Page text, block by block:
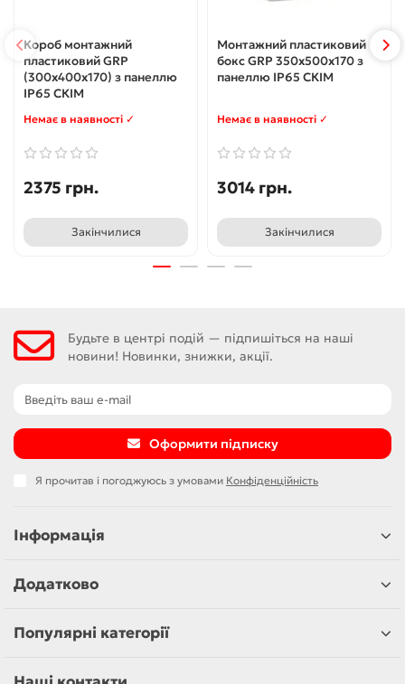
Короб монтажний
пластиковий GRP
(300х400х170) з панеллю
IP65 СКІМ
Немає в наявності ✓
2375 грн.
Закінчилися
Монтажний пластиковий
бокс GRP 350х500х170 з
панеллю IP65 СКІМ
Немає в наявності ✓
3014 грн.
Закінчилися
Будьте в центрі подій — підпишіться на наші
новини! Новинки, знижки, акції.
Оформити підписку
Я прочитав і погоджуюсь з умовами Конфіденційність
Інформація
Додатково
Популярні категорії